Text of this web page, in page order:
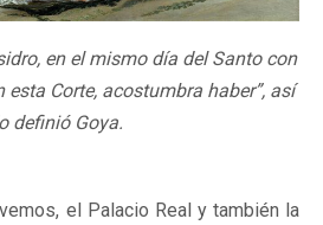
en el mismo día del Santo con
Corte, acostumbra haber”, así
definió Goya.
el Palacio Real y también la